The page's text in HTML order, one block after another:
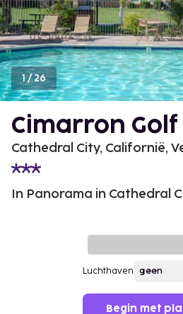
1/26
Cimarron Golf
Cathedral City, Californië,
In Panorama in Cathedral
Luchthaven
Begin met